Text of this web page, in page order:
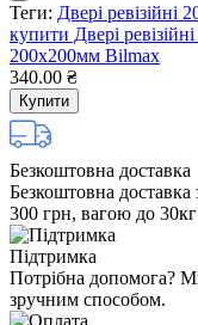
Теги: Двері
купити Двері
200x200мм Bilmax
340.00 ₴
Купити
Безкоштовна доставка
Безкоштовна
300 грн, вагою до
Підтримка
Потрібна допомога?
зручним способом.